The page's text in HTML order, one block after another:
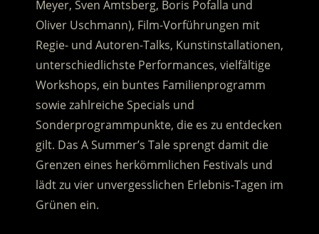
Meyer, Sven Amtsberg, Boris Pofalla und
Oliver Uschmann), Film-Vorführungen mit
Regie- und Autoren-Talks, Kunstinstallationen,
unterschiedlichste Performances, vielfältige
Workshops, ein buntes Familienprogramm
sowie zahlreiche Specials und
Sonderprogrammpunkte, die es zu entdecken
gilt. Das A Summer’s Tale sprengt damit die
Grenzen eines herkömmlichen Festivals und
lädt zu vier unvergesslichen Erlebnis-Tagen im
Grünen ein.